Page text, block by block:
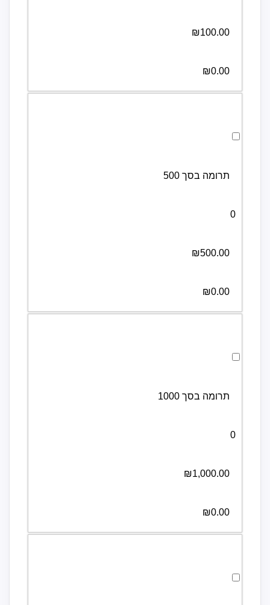
₪100.00
₪0.00
לבחירת תרומה בסך 500 לחצו כאן
תרומה בסך 500
0
₪500.00
₪0.00
לבחירת תרומה בסך 1000 לחצו כאן
תרומה בסך 1000
0
₪1,000.00
₪0.00
לבחירת תרומה בסך 5000 לחצו כאן